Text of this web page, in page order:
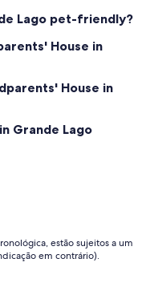
Lago pet-friendly?
House in
House in
Grande Lago
estão sujeitos a um
em contrário).